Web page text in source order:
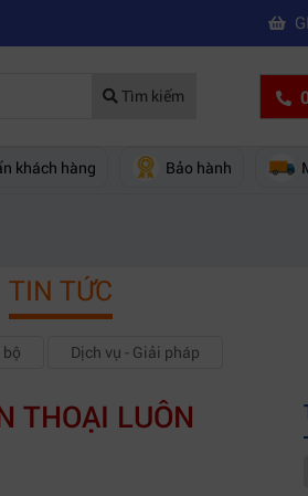
phim chuyên nghiệp Mua máy quay
Tìm kiếm
khách hàng Bảo hành
TIN TỨC
Dịch vụ - Giải pháp
THOẠI LUÔN